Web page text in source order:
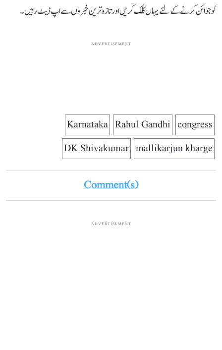
کو جوائن کرنے کے لئے یہاں کلک کریں اور تازہ ترین خبروں سے اپ ڈیٹ رہیں۔
ADVERTISEMENT
congress
Rahul Gandhi
Karnataka
mallikarjun kharge
DK Shivakumar
Comment(s)
ADVERTISEMENT